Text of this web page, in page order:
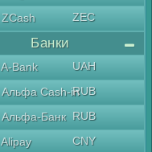
ZCash
ZEC
Банки
A-Bank
UAH
Альфа Cash-inRUB
Альфа-Банк RUB
Alipay
CNY